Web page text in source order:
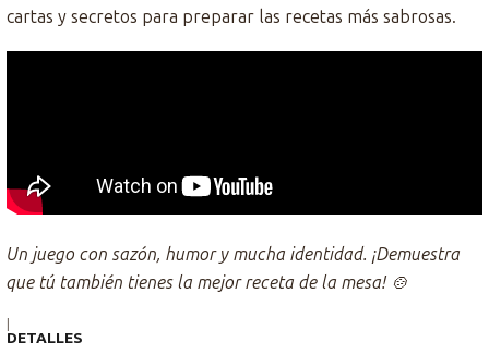
cartas y secretos para preparar las recetas más sabrosas.
Un juego con sazón, humor y mucha identidad. ¡Demuestra
que tú también tienes la mejor receta de la mesa! 🍲
|
DETALLES